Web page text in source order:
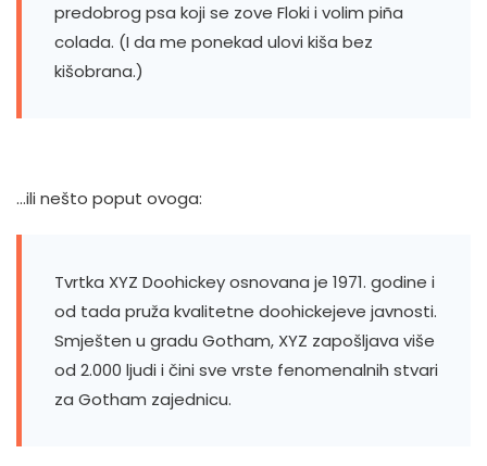
predobrog psa koji se zove Floki i volim piña
colada. (I da me ponekad ulovi kiša bez
kišobrana.)
…ili nešto poput ovoga:
Tvrtka XYZ Doohickey osnovana je 1971. godine i
od tada pruža kvalitetne doohickejeve javnosti.
Smješten u gradu Gotham, XYZ zapošljava više
od 2.000 ljudi i čini sve vrste fenomenalnih stvari
za Gotham zajednicu.